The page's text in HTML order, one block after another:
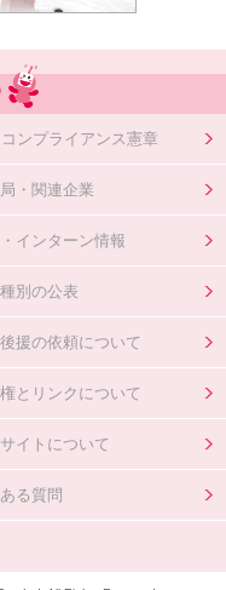
ンプライアンス憲章
・関連企業
インターン情報
別の公表
援の依頼について
とリンクについて
イトについて
る質問